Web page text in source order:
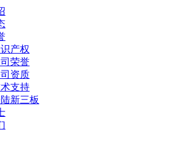
产权
荣誉
资质
支持
新三板